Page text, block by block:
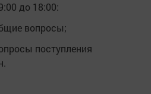
до 18:00:
вопросы;
поступления